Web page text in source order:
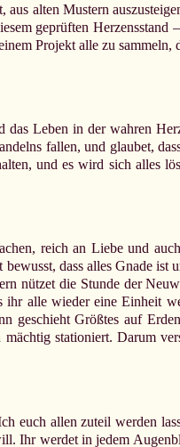
alten Mustern
geprüften
Projekt alle zu sammeln,
Leben in der wahren
fallen, und glaubet,
und es wird sich alles
reich an Liebe und
dass alles Gnade ist
nützet die Stunde der
ihr alle wieder eine Einheit
geschieht Größtes auf
stationiert. Darum
euch allen zuteil werden
Ihr werdet in jedem